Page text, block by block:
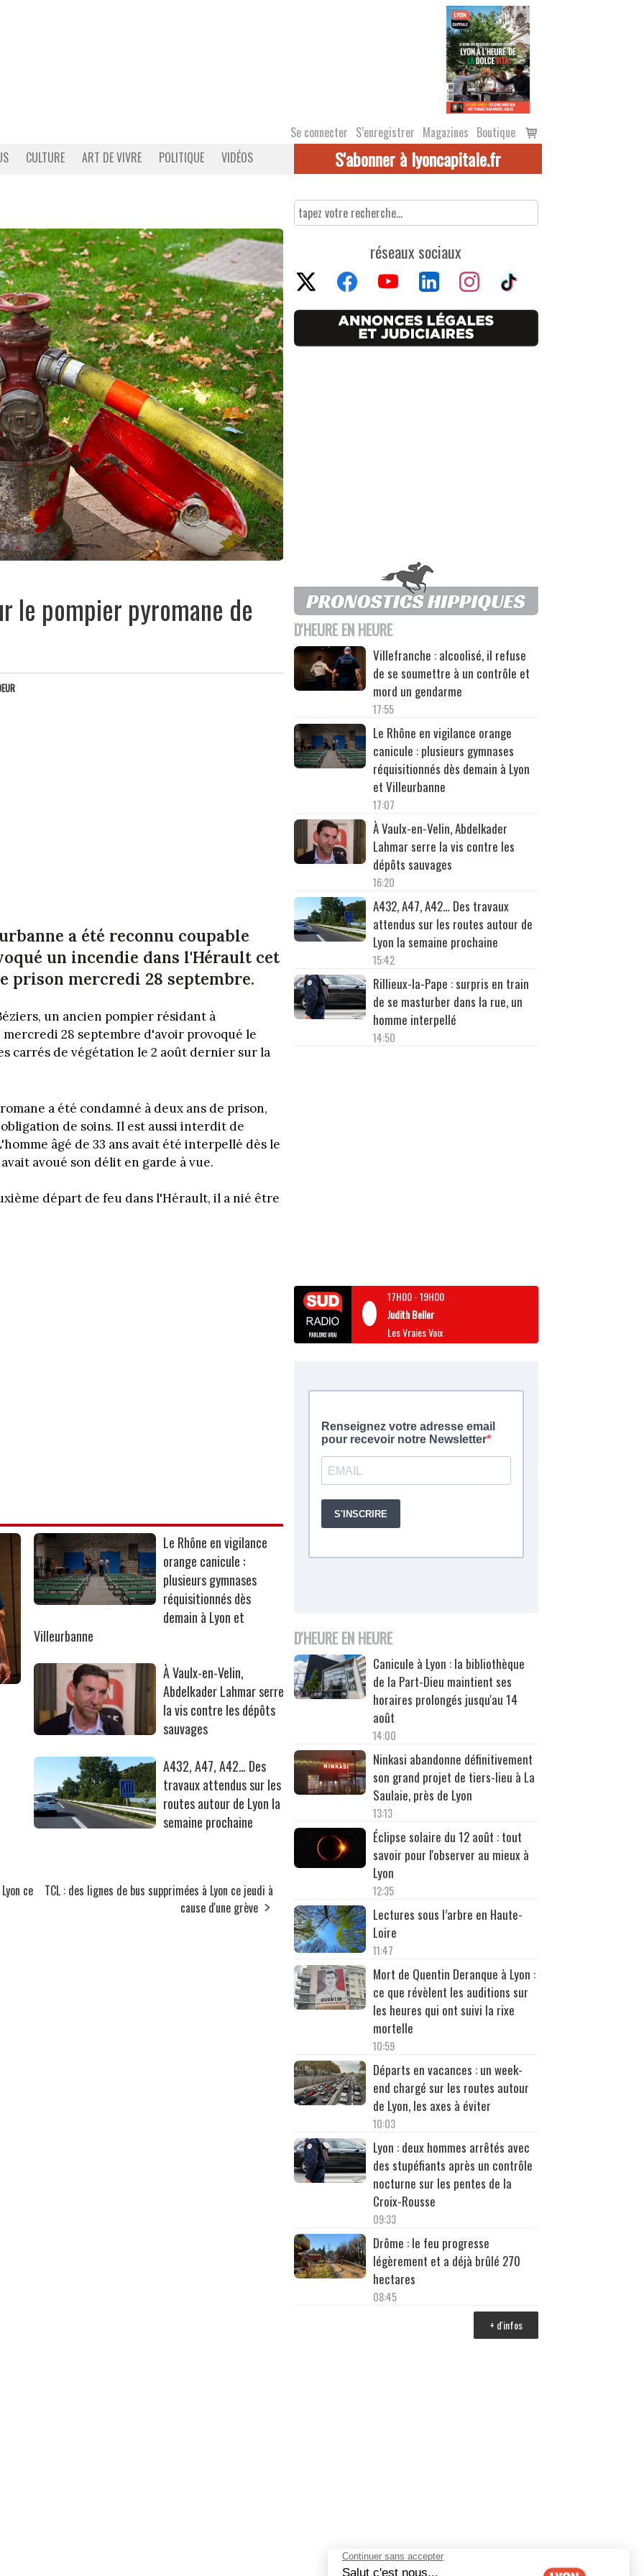
Se connecter S’enregistrer Magazines Boutique
Voir
le
CULTURE ART DE VIVRE POLITIQUE VIDÉOS S'abonner à lyoncapitale.fr
le pompier pyromane de
a été reconnu coupable
un incendie dans l'Hérault cet
prison mercredi 28 septembre.
un ancien pompier résidant à
28 septembre d'avoir provoqué le
carrés de végétation le 2 août dernier sur la
a été condamné à deux ans de prison,
de soins. Il est aussi interdit de
âgé de 33 ans avait été interpellé dès le
avoué son délit en garde à vue.
départ de feu dans l'Hérault, il a nié être
Le Rhône en vigilance
orange canicule :
plusieurs gymnases
réquisitionnés dès
demain à Lyon et
Villeurbanne
À Vaulx-en-Velin,
Abdelkader Lahmar serre
la vis contre les dépôts
sauvages
A432, A47, A42… Des
travaux attendus sur les
routes autour de Lyon la
semaine prochaine
ce
TCL : des lignes de bus supprimées à Lyon ce jeudi à
cause d'une grève
réseaux sociaux
D'HEURE EN HEURE
Villefranche : alcoolisé, il refuse
de se soumettre à un contrôle et
mord un gendarme
17:55
Le Rhône en vigilance orange
canicule : plusieurs gymnases
réquisitionnés dès demain à Lyon
et Villeurbanne
17:07
À Vaulx-en-Velin, Abdelkader
Lahmar serre la vis contre les
dépôts sauvages
16:20
A432, A47, A42… Des travaux
attendus sur les routes autour de
Lyon la semaine prochaine
15:42
Rillieux-la-Pape : surpris en train
de se masturber dans la rue, un
homme interpellé
14:50
17H00-19H00
Judith Beller
Les Vraies Voix
D'HEURE EN HEURE
Canicule à Lyon : la bibliothèque
de la Part-Dieu maintient ses
horaires prolongés jusqu'au 14
août
14:00
Ninkasi abandonne définitivement
son grand projet de tiers-lieu à La
Saulaie, près de Lyon
13:13
Éclipse solaire du 12 août : tout
savoir pour l'observer au mieux à
Lyon
12:35
Lectures sous l’arbre en Haute-
Loire
11:47
Mort de Quentin Deranque à Lyon :
ce que révèlent les auditions sur
les heures qui ont suivi la rixe
mortelle
10:59
Départs en vacances : un week-
end chargé sur les routes autour
de Lyon, les axes à éviter
10:03
Lyon : deux hommes arrêtés avec
des stupéfiants après un contrôle
nocturne sur les pentes de la
Croix-Rousse
09:33
Drôme : le feu progresse
légèrement et a déjà brûlé 270
hectares
08:45
+ d'infos